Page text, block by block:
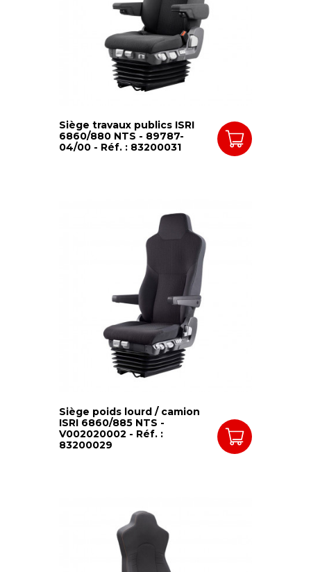
Siège travaux publics ISRI
6860/880 NTS - 89787-
04/00 - Réf. : 83200031
Siège poids lourd / camion
ISRI 6860/885 NTS -
V002020002 - Réf. :
83200029